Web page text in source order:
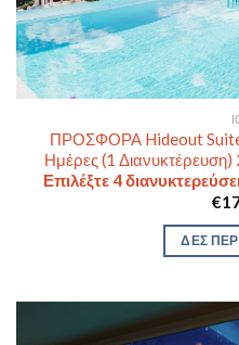
ΠΡΟΣΦΟΡΑ Hideout
Ημέρες (1
Επιλέξτε 4
€
ΔΕΣ